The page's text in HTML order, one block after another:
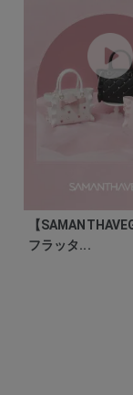
【
フラッタ...